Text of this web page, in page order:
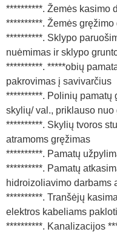
**********. Žemės kasimo
**********. Žemės
**********. Sklypo
nuėmimas ir sklypo
**********. *****obių
pakrovimas į savivarčius
**********. Polinių pamatų
skylių/ val., priklauso
**********. Skylių tvoros
atramoms gręžimas
**********. Pamatų
**********. Pamatų
hidroizoliavimo darbams
**********. Tranšėjų
elektros kabeliams pakloti
**********. Kanalizacijos